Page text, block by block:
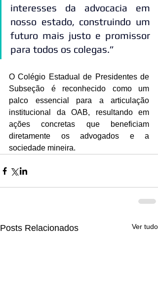
interesses da advocacia em
nosso estado, construindo um
futuro mais justo e promissor
para todos os colegas.”
O Colégio Estadual de Presidentes de
Subseção é reconhecido como um
palco essencial para a articulação
institucional da OAB, resultando em
ações concretas que beneficiam
diretamente os advogados e a
sociedade mineira.
Posts Relacionados Ver tudo